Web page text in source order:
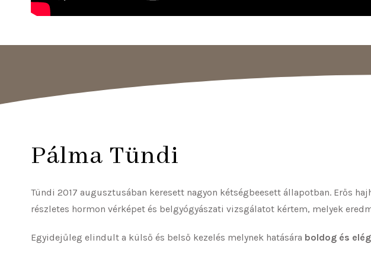
Pálma Tündi
Tündi 2017 augusztusában keresett nagyon kétségbeesett állapotban. Erős
részletes hormon vérképet és belgyógyászati vizsgálatot kértem, melyek
Egyidejűleg elindult a külső és belső kezelés melynek hatására boldog és